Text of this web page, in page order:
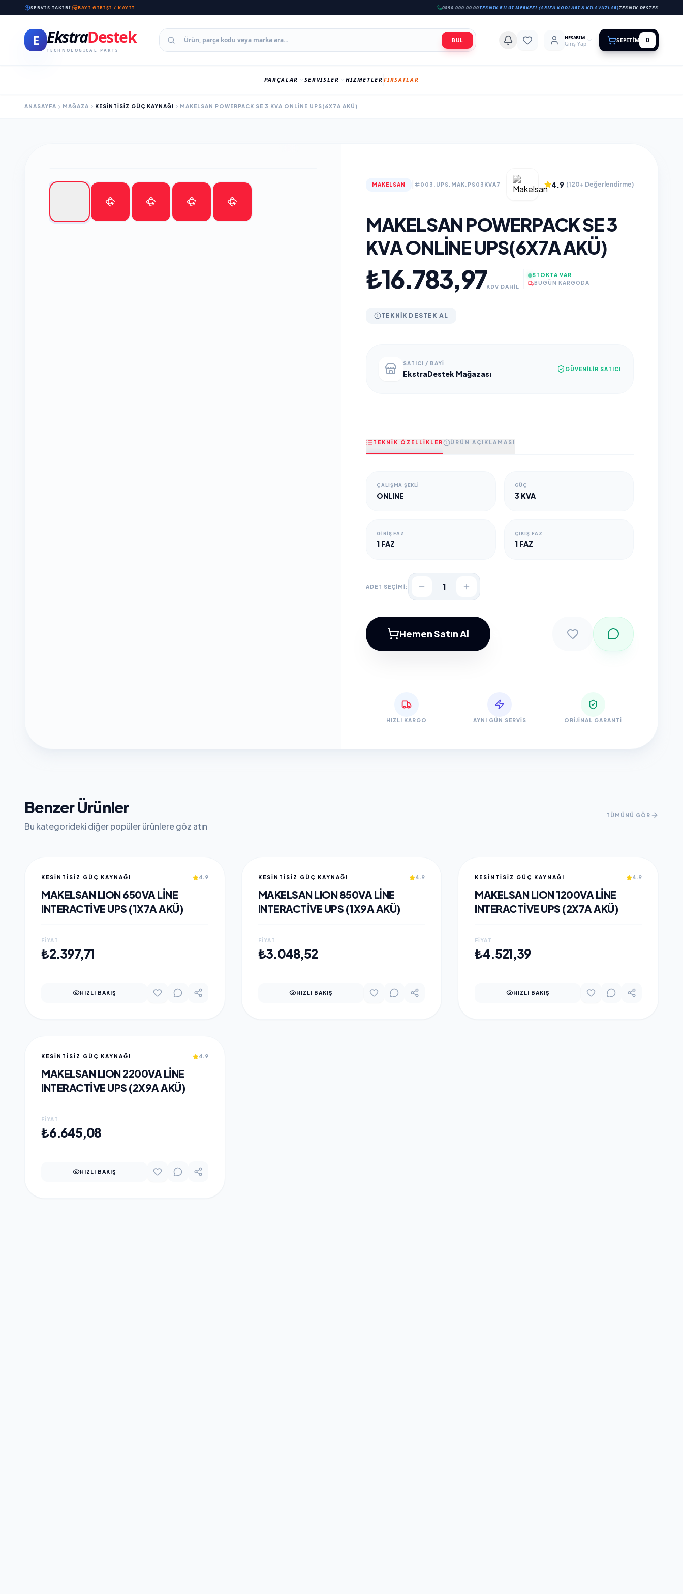
SERVIS TAKIBI BAYI GIRIŞI / KAYIT 0850 000 00 00TEKNIK BILGI MERKEZI (ARIZA KODLARI & KILAVUZLAR)TEKNIK DESTEK
E EkstraDestek
TECHNOLOGICAL PARTS
BUL HESABIM
Giriş Yap SEPETIM 0
PARÇALAR SERVISLER HIZMETLER FIRSATLAR
ANASAYFA MAĞAZA KESİNTİSİZ GÜÇ KAYNAĞI MAKELSAN POWERPACK SE 3 KVA ONLINE UPS(6X7A AKÜ)
MAKELSAN 003.UPS.MAK.PS03KVA7 4.9 (120+ Değerlendirme)
MAKELSAN POWERPACK SE 3
KVA ONLINE UPS(6X7A AKÜ)
₺16.783,97KDV DAHİL
STOKTA VAR
BUGÜN KARGODA
TEKNIK DESTEK AL
SATICI / BAYI
EkstraDestek Mağazası GÜVENILIR SATICI
TEKNİK ÖZELLİKLER ÜRÜN AÇIKLAMASI
ÇALIŞMA ŞEKLI
ONLINE
GÜÇ
3 KVA
GIRIŞ FAZ
1 FAZ
ÇIKIŞ FAZ
1 FAZ
ADET SEÇİMİ: 1
Hemen Satın Al
HIZLI KARGO AYNI GÜN SERVIS ORIJINAL GARANTI
Benzer Ürünler
Bu kategorideki diğer popüler ürünlere göz atın
TÜMÜNÜ GÖR
KESİNTİSİZ GÜÇ KAYNAĞI 4.9
MAKELSAN LION 650VA LINE
INTERACTIVE UPS (1X7A AKÜ)
FIYAT
₺2.397,71
HIZLI BAKIŞ
KESİNTİSİZ GÜÇ KAYNAĞI 4.9
MAKELSAN LION 850VA LINE
INTERACTIVE UPS (1X9A AKÜ)
FIYAT
₺3.048,52
HIZLI BAKIŞ
KESİNTİSİZ GÜÇ KAYNAĞI 4.9
MAKELSAN LION 1200VA LINE
INTERACTIVE UPS (2X7A AKÜ)
FIYAT
₺4.521,39
HIZLI BAKIŞ
KESİNTİSİZ GÜÇ KAYNAĞI 4.9
MAKELSAN LION 2200VA LINE
INTERACTIVE UPS (2X9A AKÜ)
FIYAT
₺6.645,08
HIZLI BAKIŞ